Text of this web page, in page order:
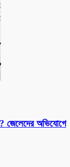
জেলেদের অভিযোগে